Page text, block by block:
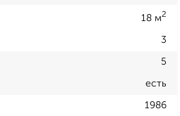
18 м2
3
5
есть
1986